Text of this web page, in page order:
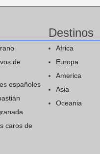
de
españoles
caros de
Destinos
Africa
Europa
America
Asia
Oceania